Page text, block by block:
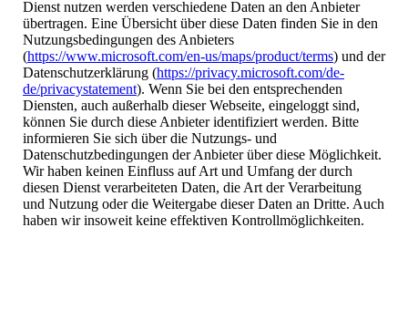
Dienst nutzen werden verschiedene Daten an den Anbieter
übertragen. Eine Übersicht über diese Daten finden Sie in den
Nutzungsbedingungen des Anbieters
(https://www.microsoft.com/en-us/maps/product/terms) und der
Datenschutzerklärung (https://privacy.microsoft.com/de-
de/privacystatement). Wenn Sie bei den entsprechenden
Diensten, auch außerhalb dieser Webseite, eingeloggt sind,
können Sie durch diese Anbieter identifiziert werden. Bitte
informieren Sie sich über die Nutzungs- und
Datenschutzbedingungen der Anbieter über diese Möglichkeit.
Wir haben keinen Einfluss auf Art und Umfang der durch
diesen Dienst verarbeiteten Daten, die Art der Verarbeitung
und Nutzung oder die Weitergabe dieser Daten an Dritte. Auch
haben wir insoweit keine effektiven Kontrollmöglichkeiten.